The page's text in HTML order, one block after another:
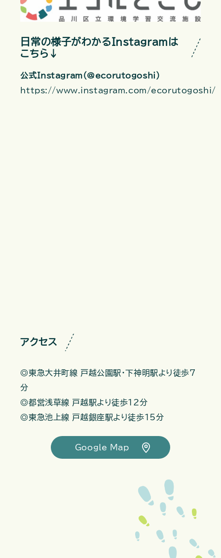
日常の様子がわかるInstagramは
こちら↓
公式Instagram（@ecorutogoshi）
https://www.instagram.com/ecorutogoshi/
アクセス
◎東急大井町線 戸越公園駅・下神明駅より徒歩7
分
◎都営浅草線 戸越駅より徒歩12分
◎東急池上線 戸越銀座駅より徒歩15分
Google Map